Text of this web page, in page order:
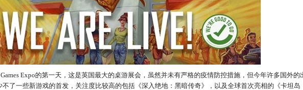
Expo的第一天，这是英国最大的桌游展会，虽然并未有严格的疫情防控措施，但今年许多国外的
了一些新游戏的首发，关注度比较高的包括《深入绝地：黑暗传奇》，以及全球首次亮相的《卡坦岛